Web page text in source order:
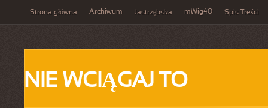
Strona główna Archiwum Jastrzębska mWig40 Spis Treści
NIE WCIĄGAJ TO